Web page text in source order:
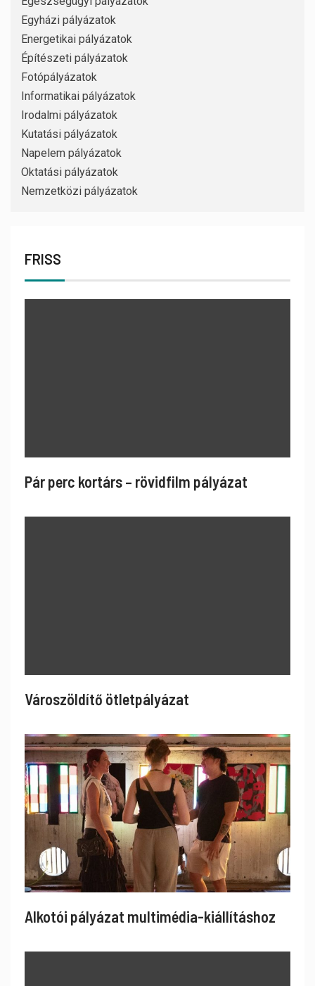
Egyházi pályázatok
Energetikai pályázatok
Építészeti pályázatok
Fotópályázatok
Informatikai pályázatok
Irodalmi pályázatok
Kutatási pályázatok
Napelem pályázatok
Oktatási pályázatok
Nemzetközi pályázatok
FRISS
Pár perc kortárs – rövidfilm pályázat
Városzöldítő ötletpályázat
Alkotói pályázat multimédia-kiállításhoz